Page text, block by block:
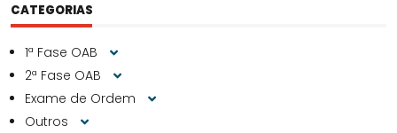
CATEGORIAS
1ª Fase OAB
2ª Fase OAB
Exame de Ordem
Outros